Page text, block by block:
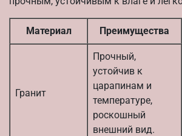
Материал Преимущества
Гранит
Прочный,
устойчив к
царапинам и
температуре,
роскошный
внешний вид.